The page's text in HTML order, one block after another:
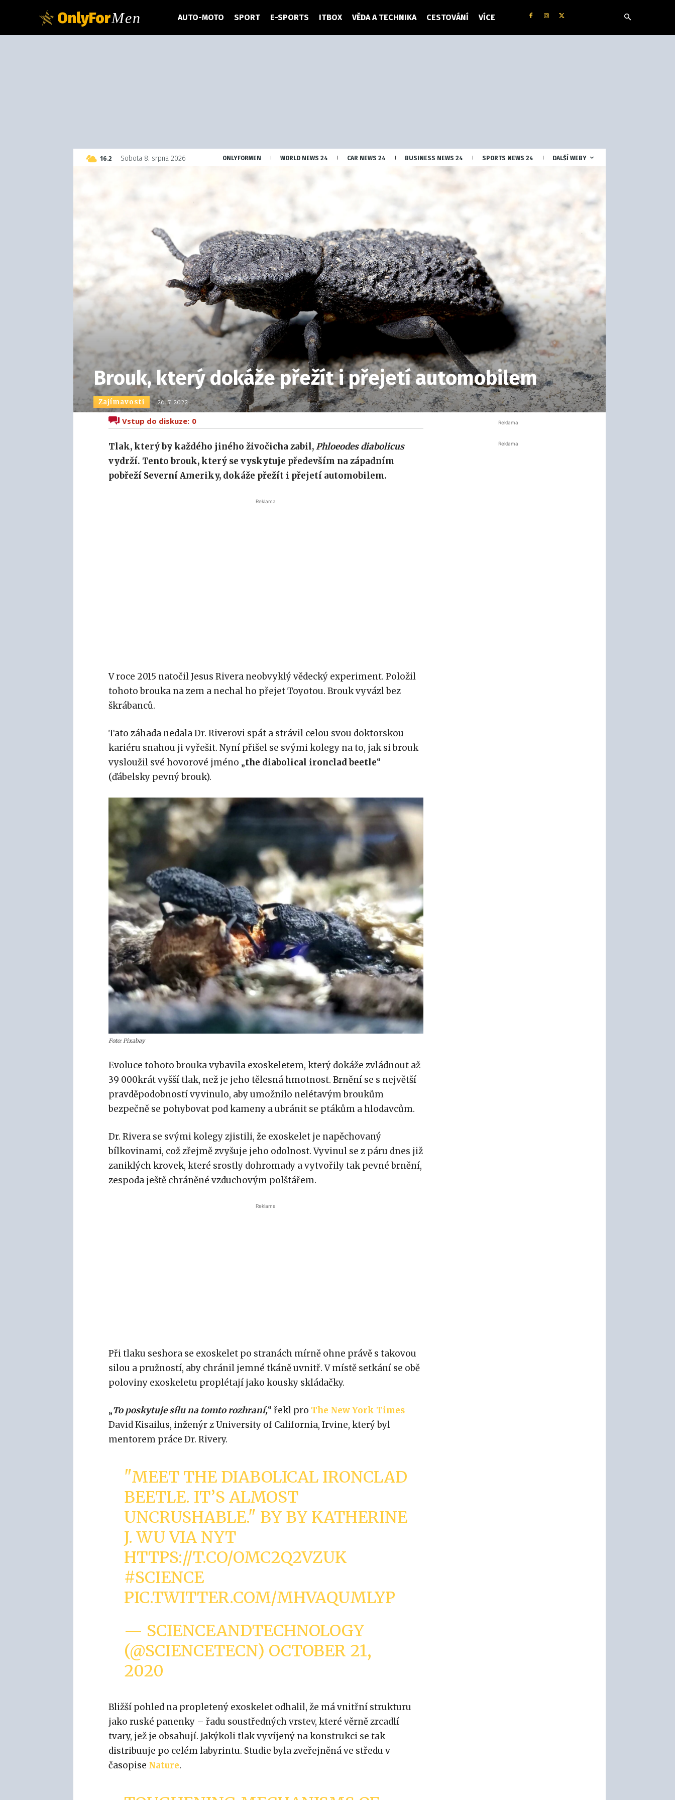
OnlyForMen AUTO-MOTO SPORT E-SPORTS ITBOX VĚDA A TECHNIKA CESTOVÁNÍ VÍCE
16.2 Czech
Sobota 8. srpna 2026 ONLYFORMEN WORLD NEWS 24 CAR NEWS 24 BUSINESS NEWS 24 SPORTS NEWS 24 DALŠÍ WEBY
Brouk, který dokáže přežít i přejetí automobilem
Zajímavosti 26. 7. 2022
Vstup do diskuze: 0
Tlak, který by každého jiného živočicha zabil,Phloeodes diabolicus
vydrží. Tento brouk, který se vyskytuje především na západním
pobřeží Severní Ameriky, dokáže přežít i přejetí automobilem.
Reklama
V roce 2015 natočil Jesus Rivera neobvyklý vědecký experiment. Položil
tohoto brouka na zem a nechal ho přejet Toyotou. Brouk vyvázl bez
škrábanců.
Tato záhada nedala Dr. Riverovi spát a strávil celou svou doktorskou
kariéru snahou ji vyřešit. Nyní přišel se svými kolegy na to, jak si brouk
vysloužil své hovorové jméno „the diabolical ironclad beetle“
(ďábelsky pevný brouk).
Foto: Pixabay
Evoluce tohoto brouka vybavila exoskeletem, který dokáže zvládnout až
39 000krát vyšší tlak, než je jeho tělesná hmotnost. Brnění se s největší
pravděpodobností vyvinulo, aby umožnilo nelétavým broukům
bezpečně se pohybovat pod kameny a ubránit se ptákům a hlodavcům.
Dr. Rivera se svými kolegy zjistili, že exoskelet je napěchovaný
bílkovinami, což zřejmě zvyšuje jeho odolnost. Vyvinul se z páru dnes již
zaniklých krovek, které srostly dohromady a vytvořily tak pevné brnění,
zespoda ještě chráněné vzduchovým polštářem.
Reklama
Při tlaku seshora se exoskelet po stranách mírně ohne právě s takovou
silou a pružností, aby chránil jemné tkáně uvnitř. V místě setkání se obě
poloviny exoskeletu proplétají jako kousky skládačky.
„To poskytuje sílu na tomto rozhraní,“ řekl pro The New York Times
David Kisailus, inženýr z University of California, Irvine, který byl
mentorem práce Dr. Rivery.
"MEET THE DIABOLICAL IRONCLAD
BEETLE. IT’S ALMOST
UNCRUSHABLE." BY BY KATHERINE
J. WU VIA NYT
HTTPS://T.CO/OMC2Q2VZUK
#SCIENCE
PIC.TWITTER.COM/MHVAQUMLYP
— SCIENCEANDTECHNOLOGY
(@SCIENCETECN) OCTOBER 21,
2020
Bližší pohled na propletený exoskelet odhalil, že má vnitřní strukturu
jako ruské panenky – řadu soustředných vrstev, které věrně zrcadlí
tvary, jež je obsahují. Jakýkoli tlak vyvíjený na konstrukci se tak
distribuuje po celém labyrintu. Studie byla zveřejněná ve středu v
časopise Nature.
Reklama
Reklama